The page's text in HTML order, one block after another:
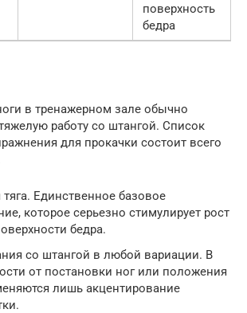
поверхность
бедра
в тренажерном зале обычно
работу со штангой. Список
для прокачки состоит всего
тяга. Единственное базовое
которое серьезно стимулирует рост
бедра.
со штангой в любой вариации. В
от постановки ног или положения
лишь акцентирование